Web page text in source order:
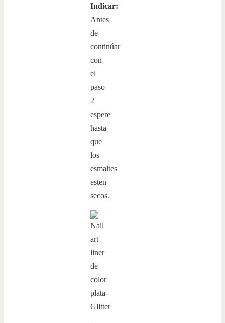
Indicar:
Antes
de
continúar
con
el
paso
2
espere
hasta
que
los
esmaltes
esten
secos.